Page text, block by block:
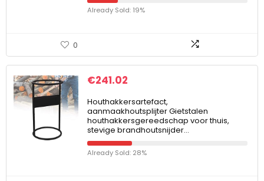
Already Sold: 19%
0
€241.02
Houthakkersartefact,
aanmaakhoutsplijter Gietstalen
houthakkersgereedschap voor thuis,
stevige brandhoutsnijder…
Already Sold: 28%